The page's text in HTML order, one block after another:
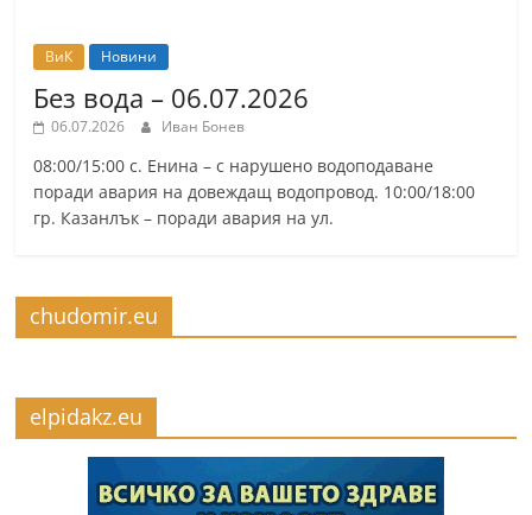
ВиК Новини
Без вода – 06.07.2026
06.07.2026 Иван Бонев
08:00/15:00 с. Енина – с нарушено водоподаване
поради авария на довеждащ водопровод. 10:00/18:00
гр. Казанлък – поради авария на ул.
chudomir.eu
elpidakz.eu